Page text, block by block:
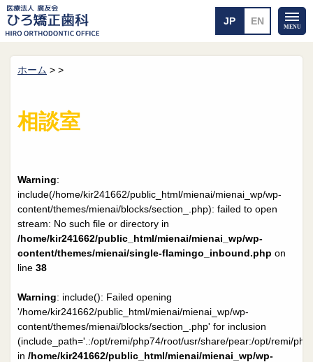
ホーム
院長紹介
矯正治療のリスク
メール送信 相談室
院長日誌 治療相談
スタッフブログ サイトマップ
ホーム > >
相談室
Warning:
include(/home/kir241662/public_html/mienai/mienai_wp/wp-
content/themes/mienai/blocks/section_.php): failed to open
stream: No such file or directory in
/home/kir241662/public_html/mienai/mienai_wp/wp-
content/themes/mienai/single-flamingo_inbound.php on
line 38
Warning: include(): Failed opening
'/home/kir241662/public_html/mienai/mienai_wp/wp-
content/themes/mienai/blocks/section_.php' for inclusion
(include_path='.:/opt/remi/php74/root/usr/share/pear:/opt/remi/
in /home/kir241662/public_html/mienai/mienai_wp/wp-